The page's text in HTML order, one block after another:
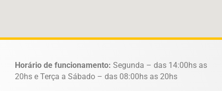
Horário de funcionamento: Segunda – das 14:00hs as
20hs e Terça a Sábado – das 08:00hs as 20hs